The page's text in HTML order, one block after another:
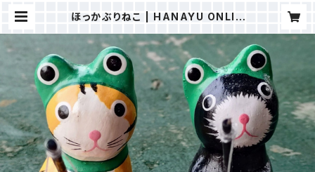
ほっかぶりねこ | HANAYU ONLIN